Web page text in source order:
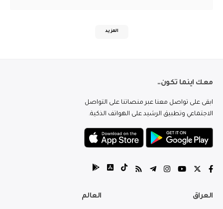
المزيد
معك اينما تكون..
ابقى على تواصل معنا عبر منصاتنا على التواصل
الاجتماعي وتطبيق الرشيد على الهواتف الذكية.
العراق العالم